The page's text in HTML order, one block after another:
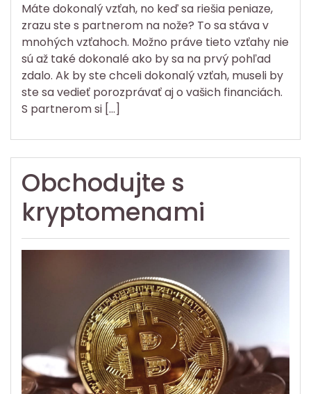
Máte dokonalý vzťah, no keď sa riešia peniaze,
zrazu ste s partnerom na nože? To sa stáva v
mnohých vzťahoch. Možno práve tieto vzťahy nie
sú až také dokonalé ako by sa na prvý pohľad
zdalo. Ak by ste chceli dokonalý vzťah, museli by
ste sa vedieť porozprávať aj o vašich financiách.
S partnerom si […]
Obchodujte s
kryptomenami